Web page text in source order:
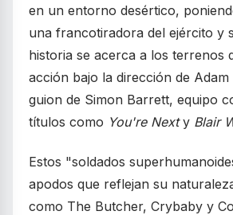
en un entorno desértico,
una francotiradora del ejército y
historia se acerca a los terrenos
acción bajo la dirección de
guion de Simon Barrett, equipo
títulos como You're Nexty Blair
Estos "soldados
apodos que reflejan su
como The Butcher, Crybaby y